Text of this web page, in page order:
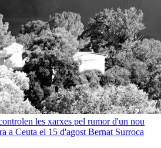
les xarxes pel rumor d'un nou
a Ceuta el 15 d'agost Bernat Surroca